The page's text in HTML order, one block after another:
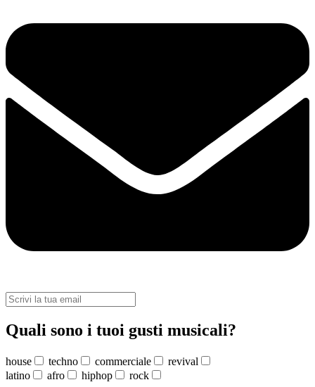
Quali sono i tuoi gusti musicali?
house techno commerciale
revival
latino
afro hiphop rock